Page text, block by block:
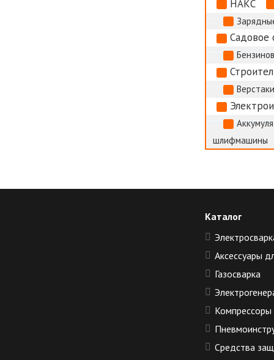
НАКС
Садовое
шлифмашины
Каталог
Аксессуары
Газосварка
Компрессоры
Средства